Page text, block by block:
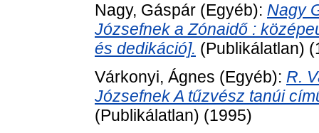
Nagy, Gáspár (Egyéb): Nagy
Józsefnek a Zónaidő :
és dedikáció]. (Publikálatlan)
Várkonyi, Ágnes (Egyéb): R.
Józsefnek A tűzvész tanúi
(Publikálatlan) (1995)